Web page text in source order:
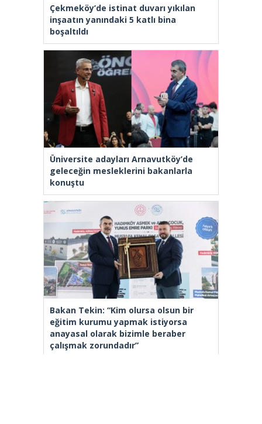
Çekmeköy’de istinat duvarı yıkılan
inşaatın yanındaki 5 katlı bina
boşaltıldı
Üniversite adayları Arnavutköy’de
geleceğin mesleklerini bakanlarla
konuştu
Bakan Tekin: “Kim olursa olsun bir
eğitim kurumu yapmak istiyorsa
anayasal olarak bizimle beraber
çalışmak zorundadır”